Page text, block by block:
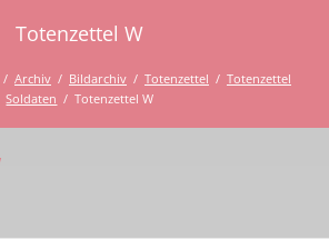
Totenzettel W
Archiv Bildarchiv Totenzettel
Totenzettel
Soldaten
Totenzettel W